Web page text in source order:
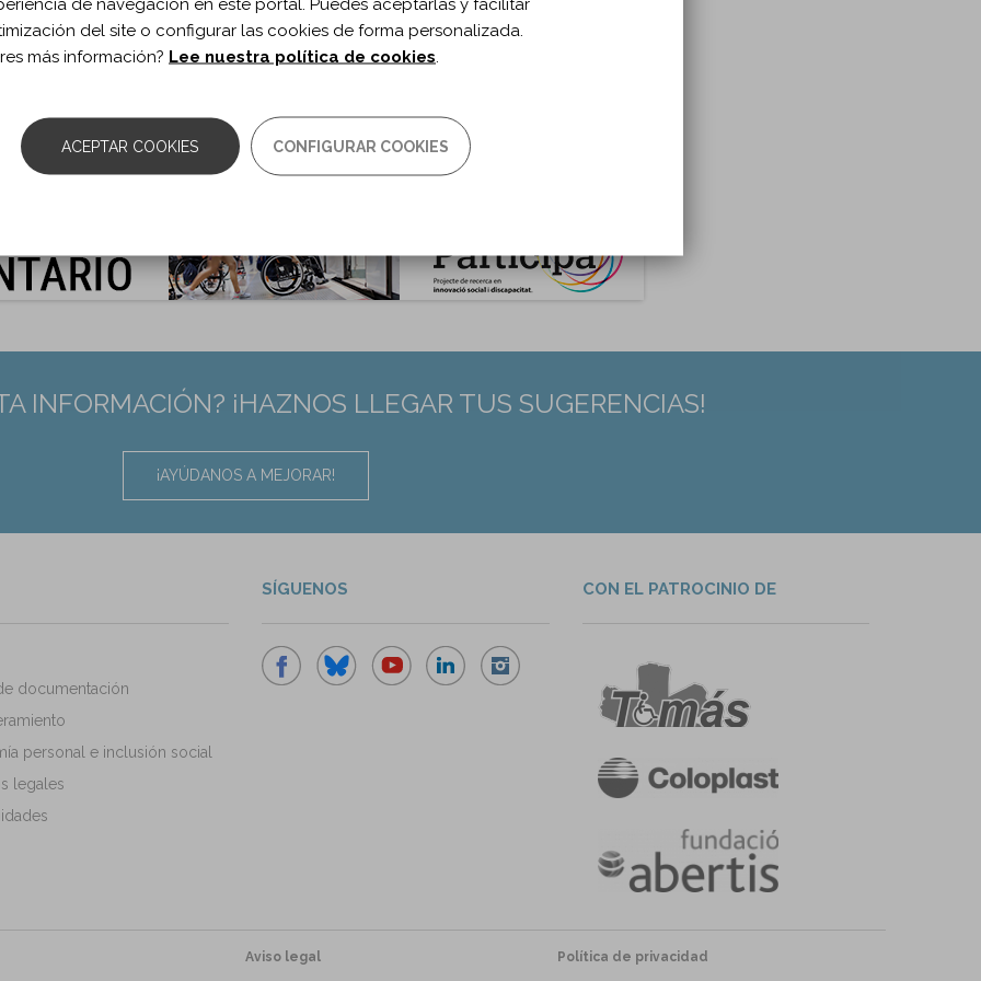
2016;38(2)
documento:Artículo
10.3233/NRE-161309
26923357
INFORMACIÓN? ¡HAZNOS LLEGAR TUS SUGERENCIAS!
¡AYÚDANOS A MEJORAR!
documentación
personal e inclusión social
legales
SÍGUENOS CON EL PATROCINIO DE
Aviso legal
Política de privacidad
del site o configurar las cookies de forma personalizada.
más información? Lee nuestra política de cookies
ACEPTAR COOKIES CONFIGURAR COOKIES